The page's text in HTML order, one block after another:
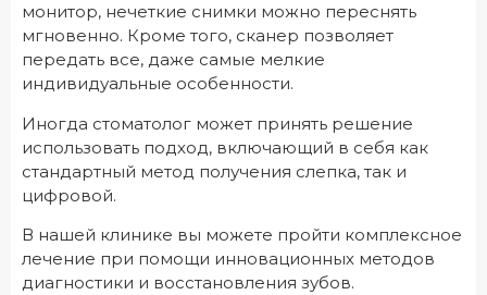
монитор, нечеткие снимки можно переснять
мгновенно. Кроме того, сканер позволяет
передать все, даже самые мелкие
индивидуальные особенности.
Иногда стоматолог может принять решение
использовать подход, включающий в себя как
стандартный метод получения слепка, так и
цифровой.
В нашей клинике вы можете пройти комплексное
лечение при помощи инновационных методов
диагностики и восстановления зубов.